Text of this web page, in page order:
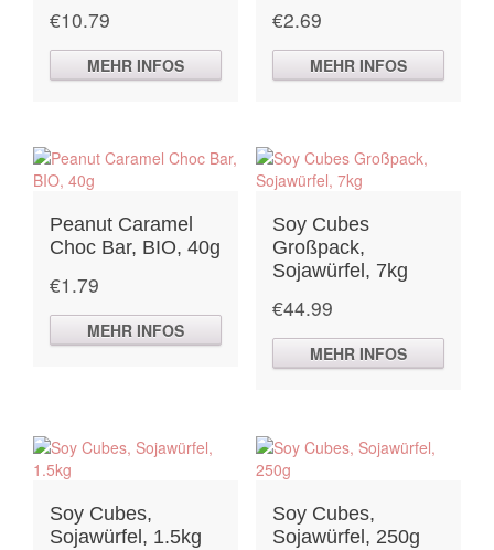
€10.79
MEHR INFOS
€2.69
MEHR INFOS
Peanut Caramel
Choc Bar, BIO, 40g
€1.79
MEHR INFOS
Soy Cubes
Großpack,
Sojawürfel, 7kg
€44.99
MEHR INFOS
Soy Cubes,
Sojawürfel, 1.5kg
Soy Cubes,
Sojawürfel, 250g